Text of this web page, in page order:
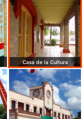
Casa de la Cultura